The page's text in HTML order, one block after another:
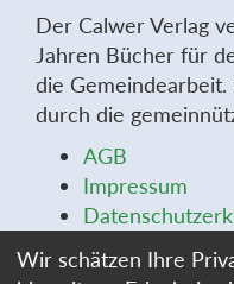
Der Calwer Verlag
Jahren Bücher für
die
durch die
AGB
Impressum
Wir schätzen Ihre